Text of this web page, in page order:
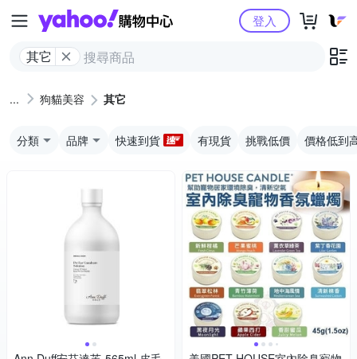
Yahoo購物中心
其它
登入
狗貓美容 其它
分類 品牌 快速到貨 有現貨 挑戰低價 價格低到